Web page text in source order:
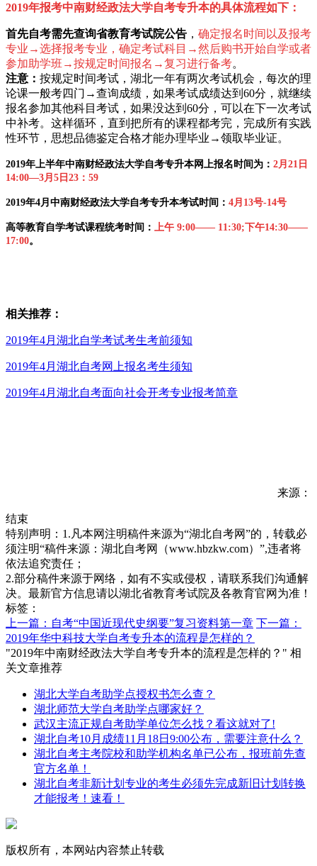
2019年报考中南财经政法大学自考专升本的具体流程如下：
首先自考需先查询省教育考试院公告 ， 确定报名时间以及报考
专业→选择报考专业，确定考试科目→然后购书开始自学或者
参加助学班→按规定时间报名→复习进行备考。
注意： 按规定时间考试，湖北一年有两次考试机会，每次的理
论课一般考四门→查询成绩，如果考试成绩达到60分，就继续
报名参加其他科目考试，如果没达到60分，可以在下一次考试
中补考。这样循环，直到把所有的课程都考完，完成所有实践
性环节，思想品德鉴定合格才能办理毕业→领取毕业证。
2019年上半年中南财经政法大学自考专升本网上报名时间为： 2月21日
14:00—3 月5日23：59
2019年4月中南财经政法大学自考专升本考试时间： 4 月13号-14号
高等教育自学考试课程统考时间：
上午 9:00—— 11:30;下午14:30——
17:00。
相关推荐：
2019年4月湖北自学考试考生考前须知
2019年4月湖北自考网上报名考生须知
2019年4月湖北自考面向社会开考专业报考简章
来源：
结束
特别声明：1.凡本网注明稿件来源为“湖北自考网”的，转载必
须注明“稿件来源：湖北自考网（www.hbzkw.com）”,违者将
依法追究责任；
2.部分稿件来源于网络，如有不实或侵权，请联系我们沟通解
决。最新官方信息请以湖北省教育考试院及各教育官网为准！
标签：
上一篇：自考“中国近现代史纲要”复习资料第一章 下一篇：
2019年华中科技大学自考专升本的流程是怎样的？
"2019年中南财经政法大学自考专升本的流程是怎样的？" 相
关文章推荐
湖北大学自考助学点授权书怎么查？
湖北师范大学自考助学点哪家好？
武汉主流正规自考助学单位怎么找？看这就对了!
湖北自考10月成绩11月18日9:00公布，需要注意什么？
湖北自考主考院校和助学机构名单已公布，报班前先查
官方名单！
湖北自考非新计划专业的考生必须先完成新旧计划转换
才能报考！速看！
版权所有，本网站内容禁止转载